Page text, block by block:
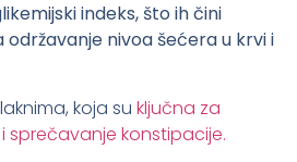
indeks, što ih čini
nivoa šećera u krvi i
koja su ključna za
sprečavanje konstipacije.